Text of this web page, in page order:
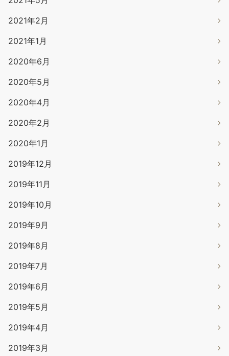
2021年2月
2021年1月
2020年6月
2020年5月
2020年4月
2020年2月
2020年1月
2019年12月
2019年11月
2019年10月
2019年9月
2019年8月
2019年7月
2019年6月
2019年5月
2019年4月
2019年3月